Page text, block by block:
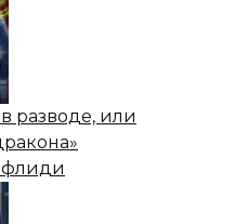
разводе, или